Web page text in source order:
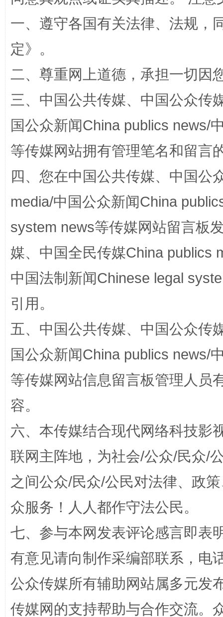
国家大学科技园优化重塑工作
扯下公款旅游的“隐身衣” 如何以
“蜀中异人”王建安的艺术幻境
一、遵守各国有关法律、法规，
定》。
二、尊重网上道德，承担一切因
三、中国公共传媒、中国公众传
国公众新闻China publics news/
等传媒网站拥有管理笔名和留言
四、您在中国公共传媒、中国公
media/中国公众新闻China
system news等传媒网站留言板
媒、中国全民传媒China publics
中国法制新闻Chinese legal
引用。
五、中国公共传媒、中国公众传
国公众新闻China publics news/
等传媒网站信息留言板管理人员
容。
六、本传媒结合现代网络科技影
联网主阵地，为社会/公众/民众/
之间公众/民众/公民对法律、政
众服务！人人都作守法公民。
七、参与本网发表评论感言即表
有意见请向制作采编部联系，电
公众传媒所有辅助网站属多元发
传媒网的支持帮助与合作交流。